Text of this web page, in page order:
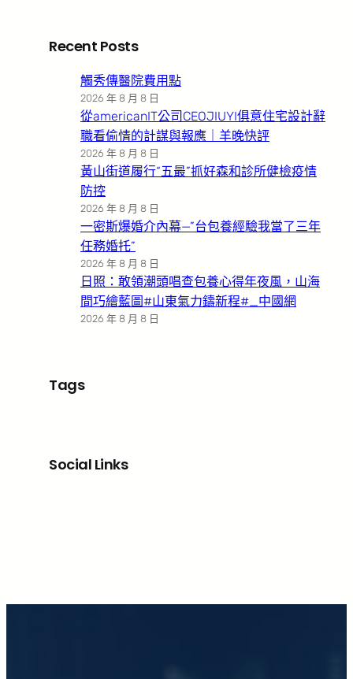
Recent Posts
觸秀傳醫院費用點
2026 年 8 月 8 日
從americanIT公司CEOJIUYI俱意住宅設計辭
職看偷情的計謀與報應｜羊晚快評
2026 年 8 月 8 日
黃山街道履行“五最”抓好森和診所健檢疫情
防控
2026 年 8 月 8 日
一密斯爆婚介內幕—”台包養經驗我當了三年
任務婚托”
2026 年 8 月 8 日
日照：敢領潮頭唱查包養心得年夜風，山海
間巧繪藍圖#山東氣力鑄新程#_中國網
2026 年 8 月 8 日
Tags
Social Links